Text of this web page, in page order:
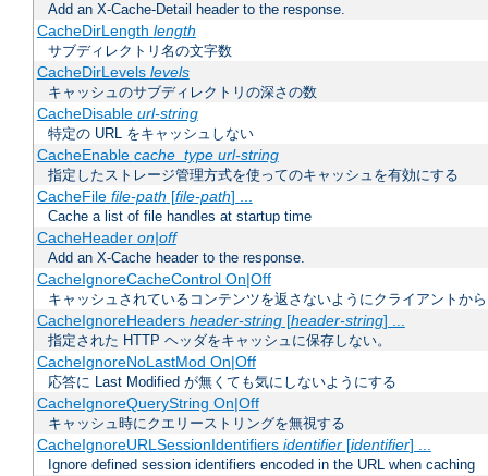
Add an X-Cache-Detail header to the response.
CacheDirLength length
サブディレクトリ名の文字数
CacheDirLevels levels
キャッシュのサブディレクトリの深さの数
CacheDisable url-string
特定の URL をキャッシュしない
CacheEnable cache_type url-string
指定したストレージ管理方式を使ってのキャッシュを有効にする
CacheFile file-path [file-path] ...
Cache a list of file handles at startup time
CacheHeader on|off
Add an X-Cache header to the response.
CacheIgnoreCacheControl On|Off
キャッシュされているコンテンツを返さないようにクライアントか
CacheIgnoreHeaders header-string[header-string] ...
指定された HTTP ヘッダをキャッシュに保存しない。
CacheIgnoreNoLastMod On|Off
応答に Last Modified が無くても気にしないようにする
CacheIgnoreQueryString On|Off
キャッシュ時にクエリーストリングを無視する
CacheIgnoreURLSessionIdentifiers identifier[identifier] ...
Ignore defined session identifiers encoded in the URL when caching